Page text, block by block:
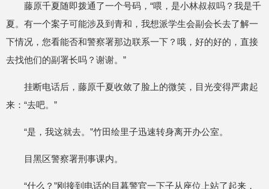
藤原千夏随即拨通了一个号码，“喂，是小林叔叔吗？我是千
夏。有一个案子可能涉及到青和，我想派学生会副会长去了解一
下情况，您看能否和警察署那边联系一下？哦，好的好的，直接
去找他们的副署长吗？谢谢。”
挂断电话后，藤原千夏收敛了脸上的微笑，目光变得严肃起
来：“去吧。”
“是，我这就去。”竹田绘里子迅速转身离开办公室。
目黑区警察署刑事课内。
“什么？”刚接到电话的目暮警官一下子从座位上站了起来，